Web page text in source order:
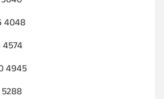
4048
4574
4945
5288